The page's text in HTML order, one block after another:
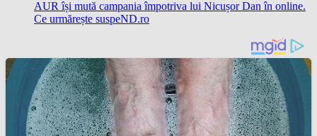
AUR își mută campania împotriva lui Nicușor Dan în online.
Ce urmărește suspeND.ro